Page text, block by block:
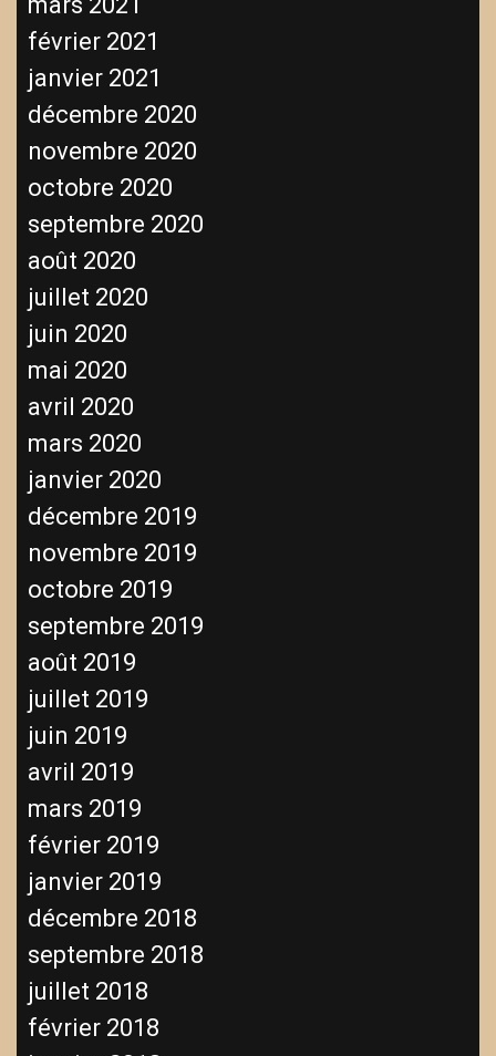
février 2021
janvier 2021
décembre 2020
novembre 2020
octobre 2020
septembre 2020
août 2020
juillet 2020
juin 2020
mai 2020
avril 2020
mars 2020
janvier 2020
décembre 2019
novembre 2019
octobre 2019
septembre 2019
août 2019
juillet 2019
juin 2019
avril 2019
mars 2019
février 2019
janvier 2019
décembre 2018
septembre 2018
juillet 2018
février 2018